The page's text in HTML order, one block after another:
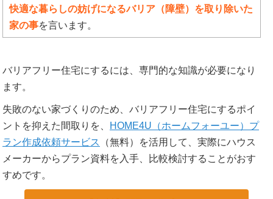
快適な暮らしの妨げになるバリア（障壁）を取り除いた
家の事を言います。
バリアフリー住宅にするには、専門的な知識が必要になり
ます。
失敗のない家づくりのため、バリアフリー住宅にするポイ
ントを抑えた間取りを、
HOME4U（ホームフォーユー）プ
ラン作成依頼サービス
（無料）を活用して、実際にハウス
メーカーからプラン資料を入手、比較検討することがおす
すめです。